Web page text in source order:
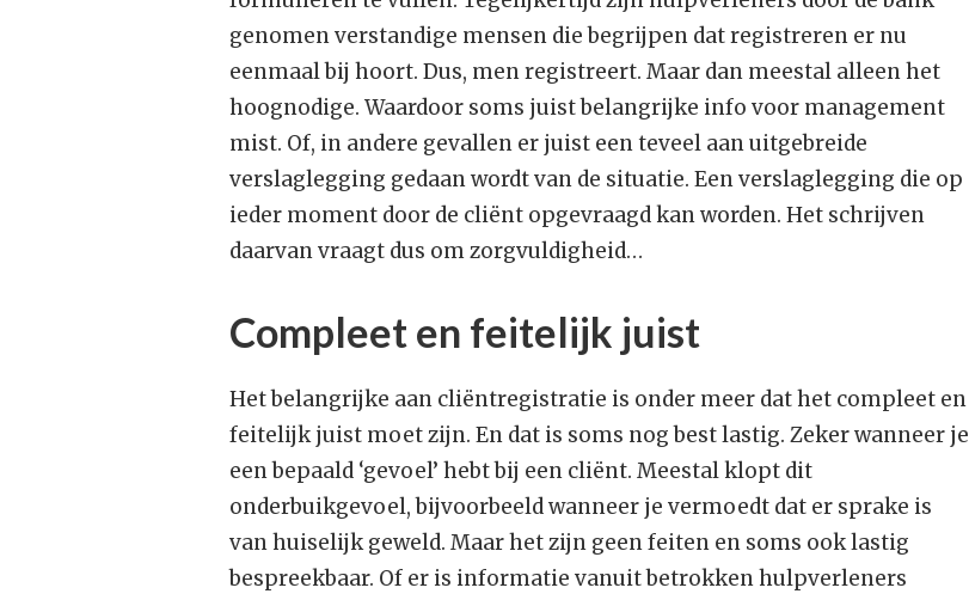
genomen verstandige mensen die begrijpen dat registreren er nu
eenmaal bij hoort. Dus, men registreert. Maar dan meestal alleen het
hoognodige. Waardoor soms juist belangrijke info voor management
mist. Of, in andere gevallen er juist een teveel aan uitgebreide
verslaglegging gedaan wordt van de situatie. Een verslaglegging die op
ieder moment door de cliënt opgevraagd kan worden. Het schrijven
daarvan vraagt dus om zorgvuldigheid…
Compleet en feitelijk juist
Het belangrijke aan cliëntregistratie is onder meer dat het compleet en
feitelijk juist moet zijn. En dat is soms nog best lastig. Zeker wanneer je
een bepaald ‘gevoel’ hebt bij een cliënt. Meestal klopt dit
onderbuikgevoel, bijvoorbeeld wanneer je vermoedt dat er sprake is
van huiselijk geweld. Maar het zijn geen feiten en soms ook lastig
bespreekbaar. Of er is informatie vanuit betrokken hulpverleners